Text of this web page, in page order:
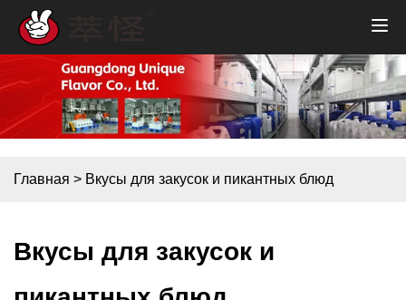
Главная > Вкусы для закусок и пикантных блюд
Вкусы для закусок и